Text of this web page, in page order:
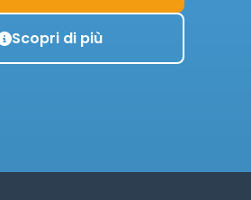
Scopri di più